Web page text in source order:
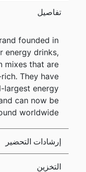
تفاصيل
founded in
energy drinks,
mixes that are
They have
largest energy
can now be
worldwide.
إرشادات التحضير
التخزين